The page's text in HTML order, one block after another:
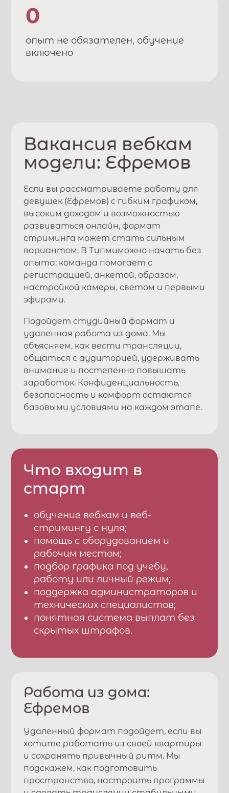
0
опыт не обязателен, обучение
включено
Вакансия вебкам
модели: Ефремов
Если вы рассматриваете работу для
девушек (Ефремов) с гибким графиком,
высоким доходом и возможностью
развиваться онлайн, формат
стриминга может стать сильным
вариантом. ВТипмиможно начать без
опыта: команда помогает с
регистрацией, анкетой, образом,
настройкой камеры, светом и первыми
эфирами.
Подойдет студийный формат и
удаленная работа из дома. Мы
объясняем, как вести трансляции,
общаться с аудиторией, удерживать
внимание и постепенно повышать
заработок. Конфиденциальность,
безопасность и комфорт остаются
базовыми условиями на каждом этапе.
Что входит в
старт
обучение вебкам и веб-
стримингу с нуля;
помощь с оборудованием и
рабочим местом;
подбор графика под учебу,
работу или личный режим;
поддержка администраторов и
технических специалистов;
понятная система выплат без
скрытых штрафов.
Работа из дома:
Ефремов
Удаленный формат подойдет, если вы
хотите работать из своей квартиры
и сохранять привычный ритм. Мы
подскажем, как подготовить
пространство, настроить программы